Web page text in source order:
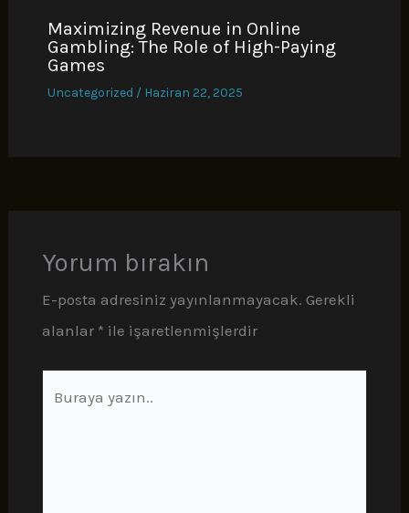
Maximizing Revenue in Online
Gambling: The Role of High-Paying
Games
Uncategorized / Haziran 22, 2025
Yorum bırakın
E-posta adresiniz yayınlanmayacak. Gerekli
alanlar * ile işaretlenmişlerdir